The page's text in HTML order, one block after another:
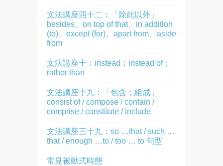
文法講座四十二：「除此以外」
besides、on top of that、in addition
(to)、except (for)、apart from、aside
from
文法講座十：instead；instead of；
rather than
文法講座十九：「包含；組成」
consist of / compose / contain /
comprise / constitute / include
文法講座三十九：so …that / such …
that / enough …to / too … to 句型
常見被動式時態